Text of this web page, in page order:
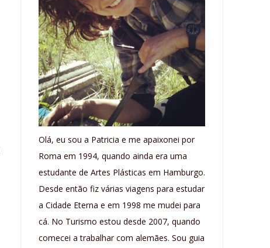
Olá, eu sou a Patricia e me apaixonei por
Roma em 1994, quando ainda era uma
estudante de Artes Plásticas em Hamburgo.
Desde então fiz várias viagens para estudar
a Cidade Eterna e em 1998 me mudei para
cá. No Turismo estou desde 2007, quando
comecei a trabalhar com alemães. Sou guia